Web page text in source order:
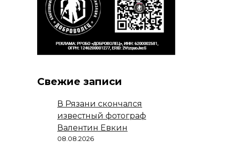
Свежие записи
В Рязани скончался
известный фотограф
Валентин Евкин
08.08.2026